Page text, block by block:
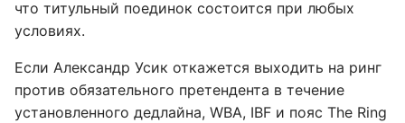
что титульный поединок состоится при любых
условиях.
Если Александр Усик откажется выходить на ринг
против обязательного претендента в течение
установленного дедлайна, WBA, IBF и пояс The Ring